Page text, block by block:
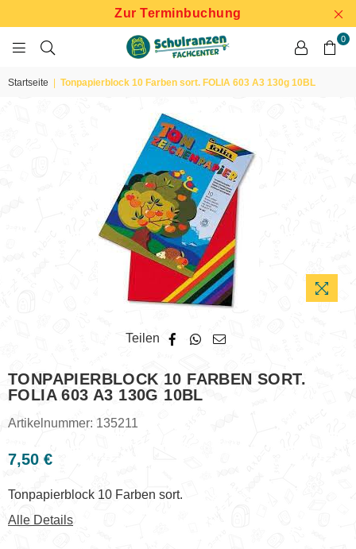
Zur Terminbuchung
FACHCENTER
0
Startseite Tonpapierblock 10 Farben sort. FOLIA 603 A3 130g 10BL
Teilen
TONPAPIERBLOCK 10 FARBEN SORT.
FOLIA 603 A3 130G 10BL
Artikelnummer: 135211
Normaler
7,50 €
Tonpapierblock 10 Farben sort.
Alle Details